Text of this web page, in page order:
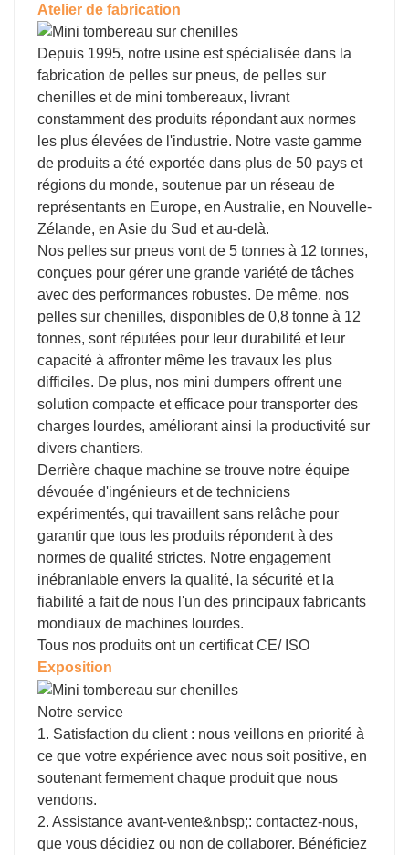
Atelier de fabrication
Depuis 1995, notre usine est spécialisée dans la
fabrication de pelles sur pneus, de pelles sur
chenilles et de mini tombereaux, livrant
constamment des produits répondant aux normes
les plus élevées de l'industrie. Notre vaste gamme
de produits a été exportée dans plus de 50 pays et
régions du monde, soutenue par un réseau de
représentants en Europe, en Australie, en Nouvelle-
Zélande, en Asie du Sud et au-delà.
Nos pelles sur pneus vont de 5 tonnes à 12 tonnes,
conçues pour gérer une grande variété de tâches
avec des performances robustes. De même, nos
pelles sur chenilles, disponibles de 0,8 tonne à 12
tonnes, sont réputées pour leur durabilité et leur
capacité à affronter même les travaux les plus
difficiles. De plus, nos mini dumpers offrent une
solution compacte et efficace pour transporter des
charges lourdes, améliorant ainsi la productivité sur
divers chantiers.
Derrière chaque machine se trouve notre équipe
dévouée d'ingénieurs et de techniciens
expérimentés, qui travaillent sans relâche pour
garantir que tous les produits répondent à des
normes de qualité strictes. Notre engagement
inébranlable envers la qualité, la sécurité et la
fiabilité a fait de nous l'un des principaux fabricants
mondiaux de machines lourdes.
Tous nos produits ont un certificat CE/ ISO
Exposition
Notre service
1. Satisfaction du client : nous veillons en priorité à
ce que votre expérience avec nous soit positive, en
soutenant fermement chaque produit que nous
vendons.
2. Assistance avant-vente&nbsp;: contactez-nous,
que vous décidiez ou non de collaborer. Bénéficiez